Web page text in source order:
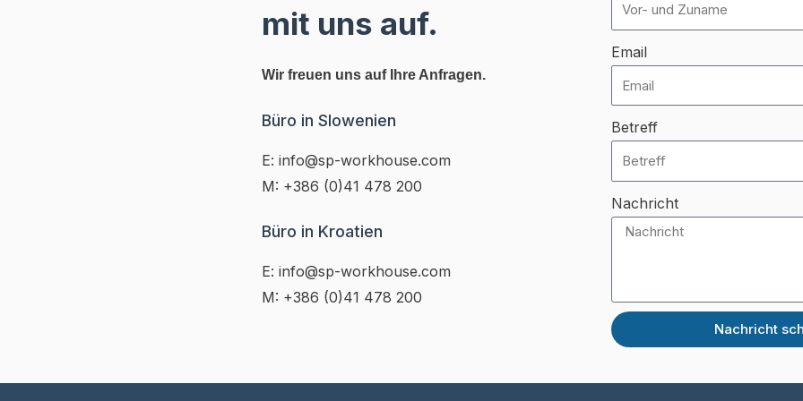
mit uns auf.
Wir freuen uns auf Ihre Anfragen.
Büro in Slowenien
E: info@sp-workhouse.com
M: +386 (0)41 478 200
Büro in Kroatien
E: info@sp-workhouse.com
M: +386 (0)41 478 200
Email
Betreff
Nachricht
Nachricht